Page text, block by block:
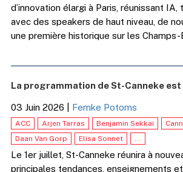
d’innovation élargi à Paris, réunissant IA,
avec des speakers de haut niveau, de
une première historique sur les Champs-
La programmation de St-Canneke
03 Juin 2026 Femke Potoms
ACC Arjen Tarras Benjamin Sekkai
Daan Van Gorp
Elisa Sonnet ...
Le 1er juillet, St-Canneke réunira à
principales tendances, enseignements